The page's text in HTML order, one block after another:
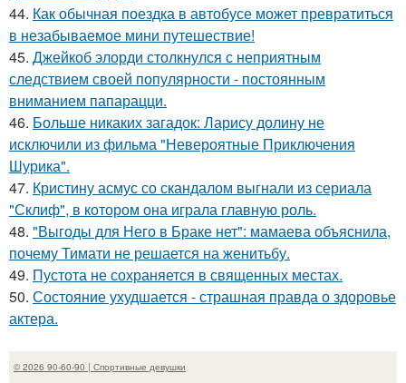
44. Как обычная поездка в автобусе может превратиться
в незабываемое мини путешествие!
45. Джейкоб элорди столкнулся с неприятным
следствием своей популярности - постоянным
вниманием папарацци.
46. Больше никаких загадок: Ларису долину не
исключили из фильма "Невероятные Приключения
Шурика".
47. Кристину асмус со скандалом выгнали из сериала
"Склиф", в котором она играла главную роль.
48. "Выгоды для Него в Браке нет": мамаева объяснила,
почему Тимати не решается на женитьбу.
49. Пустота не сохраняется в священных местах.
50. Состояние ухудшается - страшная правда о здоровье
актера.
© 2026 90-60-90 | Спортивные девушки